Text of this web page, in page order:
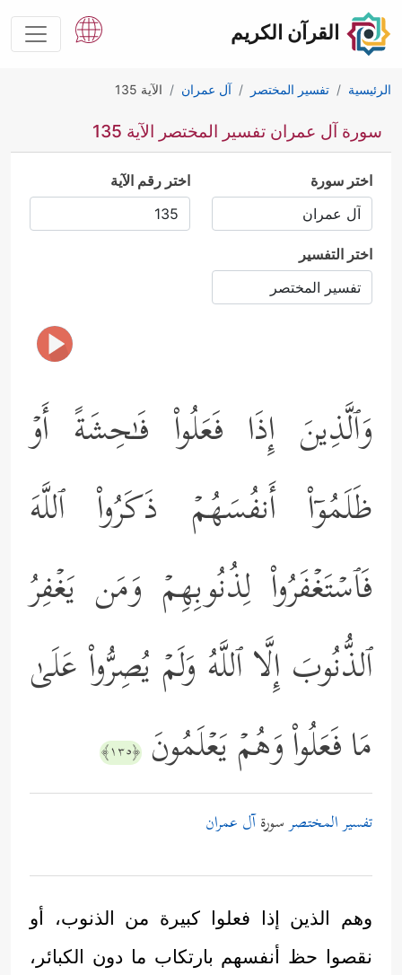
القرآن الكريم
الرئيسية تفسير المختصر آل عمران الآية 135
سورة آل عمران تفسير المختصر الآية 135
اختر سورة اختر رقم الآية
اختر التفسير
وَٱلَّذِینَ إِذَا فَعَلُواْ فَـٰحِشَةً أَوۡ
ظَلَمُوۤاْ أَنفُسَهُمۡ ذَكَرُواْ ٱللَّهَ
فَٱسۡتَغۡفَرُواْ لِذُنُوبِهِمۡ وَمَن یَغۡفِرُ
ٱلذُّنُوبَ إِلَّا ٱللَّهُ وَلَمۡ یُصِرُّواْ عَلَىٰ
مَا فَعَلُواْ وَهُمۡ یَعۡلَمُونَ ﴿١٣٥﴾
تفسير المختصرسورةآل عمران
وهم الذين إذا فعلوا كبيرة من الذنوب، أو
نقصوا حظ أنفسهم بارتكاب ما دون الكبائر،